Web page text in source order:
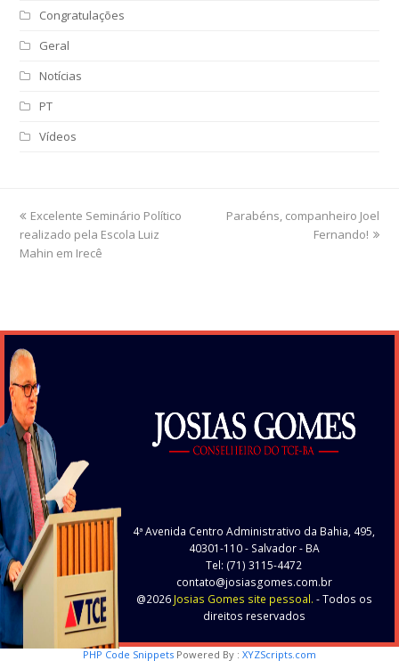
Congratulações
Geral
Notícias
PT
Vídeos
previous
post:
Excelente Seminário Político
realizado pela Escola Luiz
Mahin em Irecê
next
Parabéns, companheiro Joel
Fernando!
4ª Avenida Centro Administrativo da Bahia, 495,
40301-110- Salvador - BA
Tel: (71) 3115-4472
contato@josiasgomes.com.br
@2026 Josias Gomes site pessoal. - Todos os
direitos reservados
PHP Code Snippets Powered By : XYZScripts.com